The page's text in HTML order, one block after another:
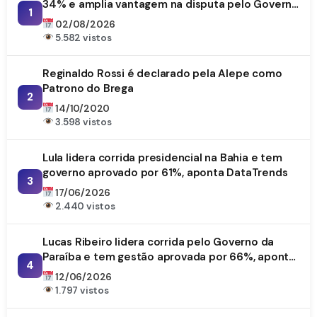
1
34% e amplia vantagem na disputa pelo Governo
da Paraíba
02/08/2026
5.582 vistos
2
Reginaldo Rossi é declarado pela Alepe como
Patrono do Brega
14/10/2020
3.598 vistos
3
Lula lidera corrida presidencial na Bahia e tem
governo aprovado por 61%, aponta DataTrends
17/06/2026
2.440 vistos
4
Lucas Ribeiro lidera corrida pelo Governo da
Paraíba e tem gestão aprovada por 66%, aponta
DataTrends
12/06/2026
1.797 vistos